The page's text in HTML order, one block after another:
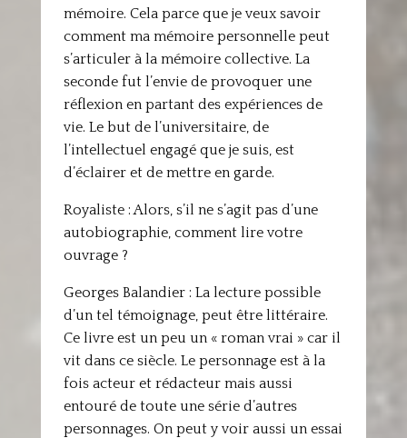
mémoire. Cela parce que je veux savoir
comment ma mémoire personnelle peut
s’articuler à la mémoire collective. La
seconde fut l’envie de provoquer une
réflexion en partant des expériences de
vie. Le but de l’universitaire, de
l’intellectuel engagé que je suis, est
d’éclairer et de mettre en garde.
Royaliste : Alors, s’il ne s’agit pas d’une
autobiographie, comment lire votre
ouvrage ?
Georges Balandier : La lecture possible
d’un tel témoignage, peut être littéraire.
Ce livre est un peu un « roman vrai » car il
vit dans ce siècle. Le personnage est à la
fois acteur et rédacteur mais aussi
entouré de toute une série d’autres
personnages. On peut y voir aussi un essai